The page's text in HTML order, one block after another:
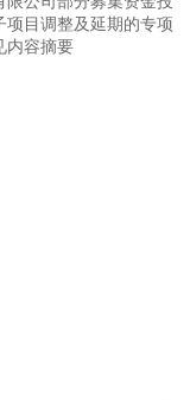
项目调整及延期的专项
内容摘要